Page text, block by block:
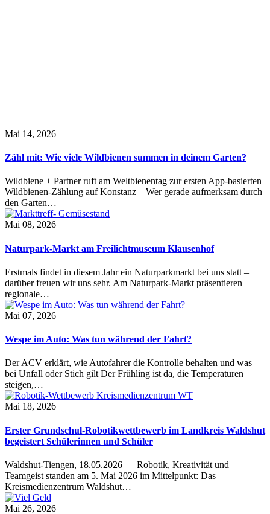
Mai 14, 2026
Zähl mit: Wie viele Wildbienen summen in deinem Garten?
Wildbiene + Partner ruft am Weltbienentag zur ersten App-basierten
Wildbienen-Zählung auf Konstanz – Wer gerade aufmerksam durch
den Garten…
Mai 08, 2026
Naturpark-Markt am Freilichtmuseum Klausenhof
Erstmals findet in diesem Jahr ein Naturparkmarkt bei uns statt –
darüber freuen wir uns sehr. Am Naturpark-Markt präsentieren
regionale…
Mai 07, 2026
Wespe im Auto: Was tun während der Fahrt?
Der ACV erklärt, wie Autofahrer die Kontrolle behalten und was
bei Unfall oder Stich gilt Der Frühling ist da, die Temperaturen
steigen,…
Mai 18, 2026
Erster Grundschul-Robotikwettbewerb im Landkreis Waldshut
begeistert Schülerinnen und Schüler
Waldshut-Tiengen, 18.05.2026 — Robotik, Kreativität und
Teamgeist standen am 5. Mai 2026 im Mittelpunkt: Das
Kreismedienzentrum Waldshut…
Mai 26, 2026